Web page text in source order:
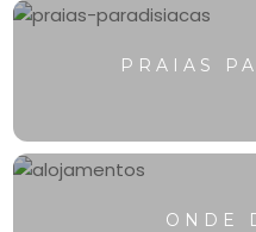
💬
PRAIAS
ONDE